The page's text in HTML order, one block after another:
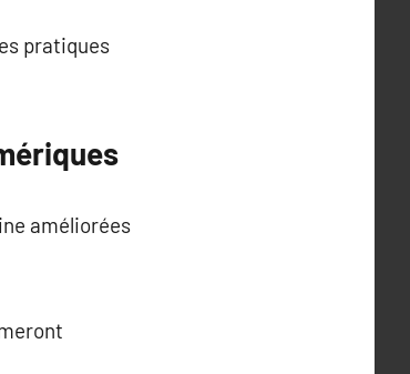
pratiques
améliorées